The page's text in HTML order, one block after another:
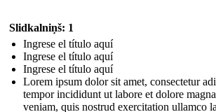
Slidkalniņš: 1
Ingrese el título aquí
Ingrese el título aquí
Ingrese el título aquí
Lorem ipsum dolor sit amet, consectetur
tempor incididunt ut labore et dolore
veniam, quis nostrud exercitation ullamco